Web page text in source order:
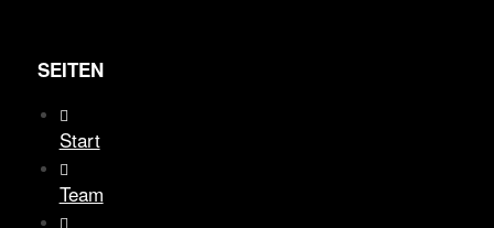
SEITEN
Start
Team